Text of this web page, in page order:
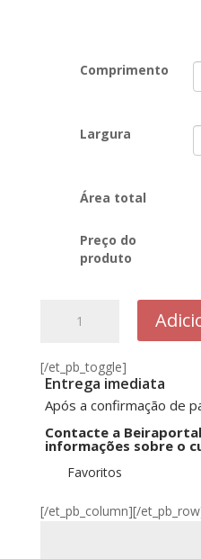
Comprimento
Largura
Área total
Preço do
produto
Dalmata
Gaia
Oak
4MV
[/et_pb_toggle]
Entrega imediata
Após a confirmação de
Contacte a
informações sobre o
Favoritos
[/et_pb_column][/